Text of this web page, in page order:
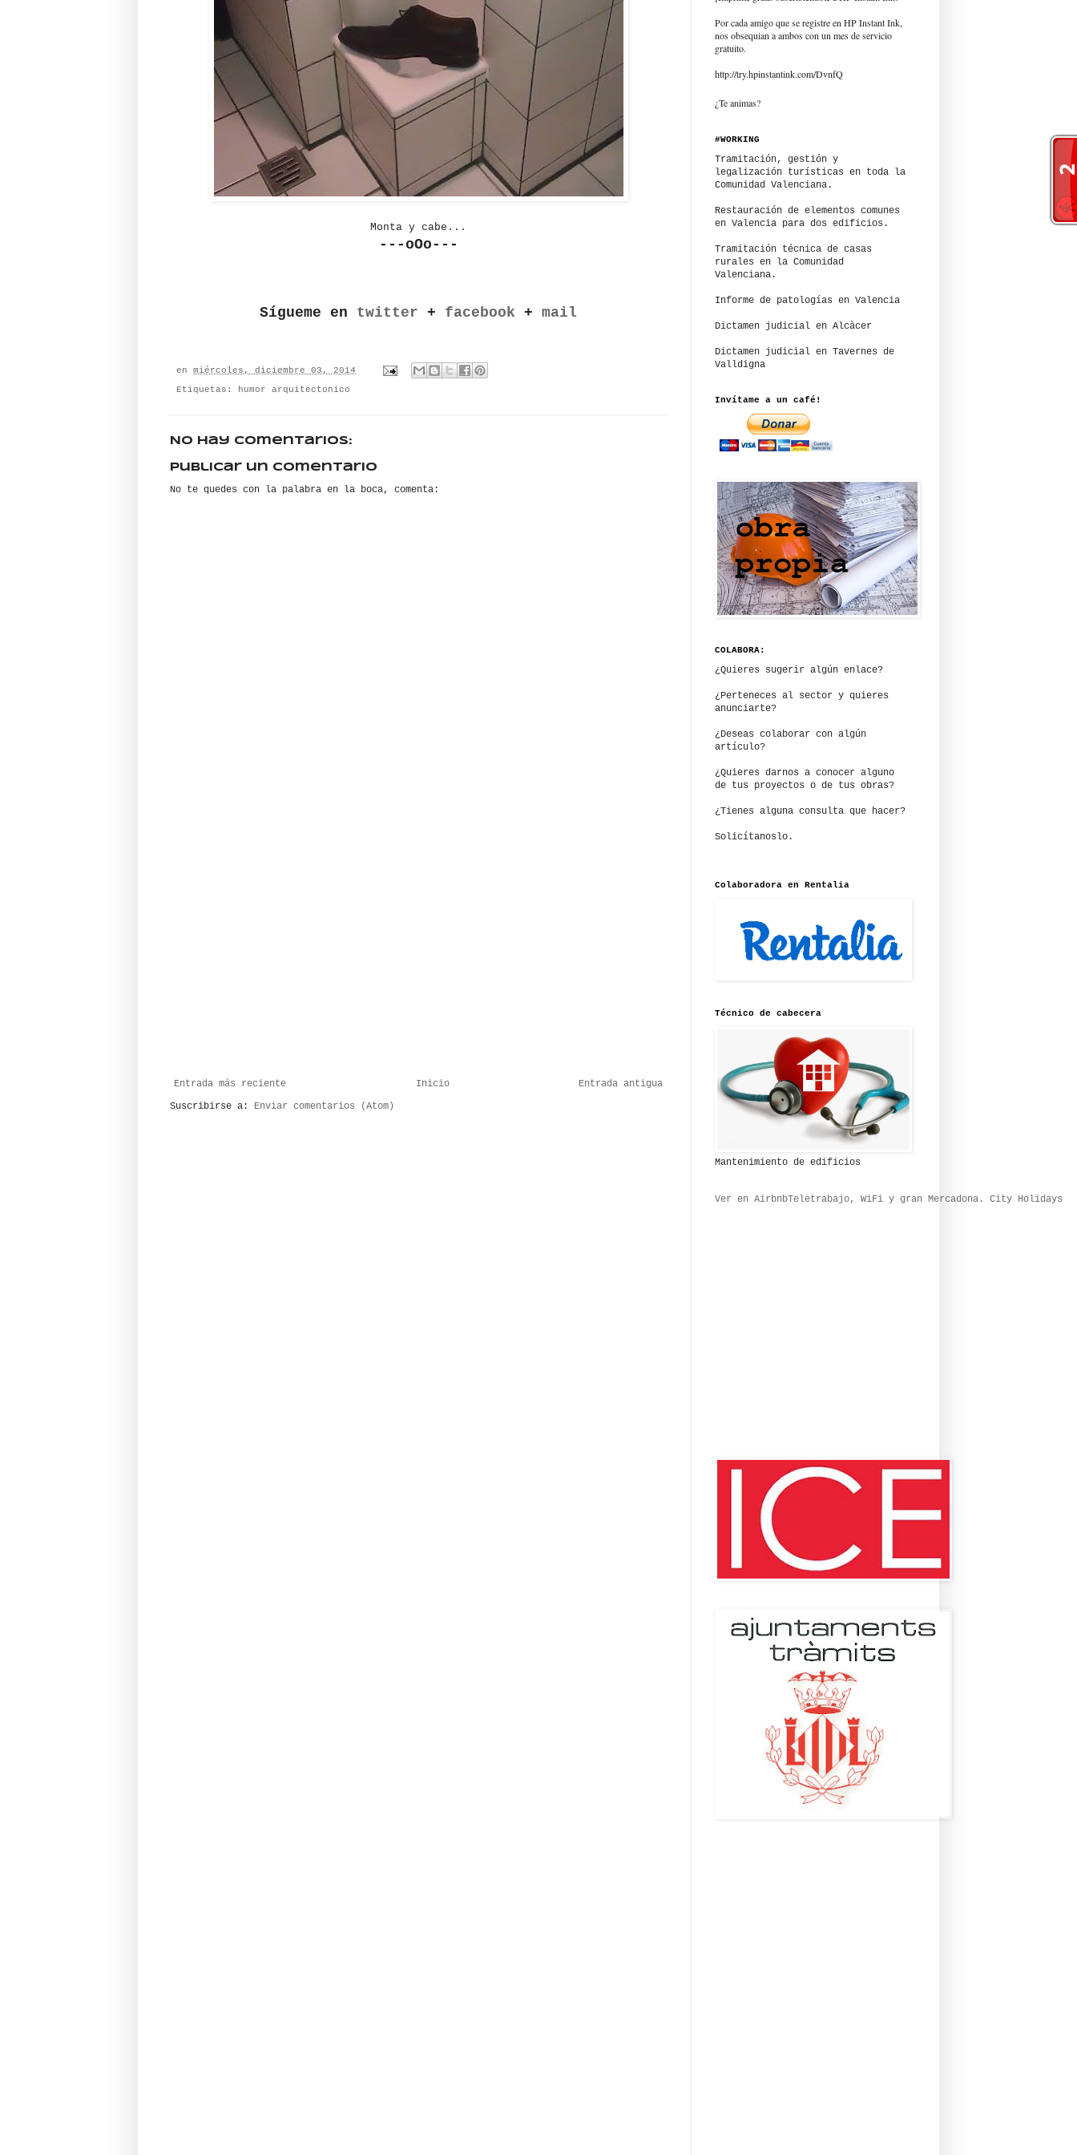
Monta y cabe...
---oOo---
Sígueme en twitter + facebook + mail
en miércoles, diciembre 03, 2014
Etiquetas:
humor arquitectonico
No hay comentarios:
Publicar un comentario
No te quedes con la palabra en la boca, comenta:
Entrada más reciente Entrada antigua
Inicio
Suscribirse a: Enviar comentarios (Atom)
Por cada amigo que se registre en HP Instant Ink,
nos obsequian a ambos con un mes de servicio
gratuito.
http://try.hpinstantink.com/DvnfQ
¿Te animas?
#WORKING
Tramitación, gestión y
legalización turísticas en toda la
Comunidad Valenciana.
Restauración de elementos comunes
en Valencia para dos edificios.
Tramitación técnica de casas
rurales en la Comunidad
Valenciana.
Informe de patologías en Valencia
Dictamen judicial en Alcàcer
Dictamen judicial en Tavernes de
Valldigna
Invítame a un café!
COLABORA:
¿Quieres sugerir algún enlace?
¿Perteneces al sector y quieres
anunciarte?
¿Deseas colaborar con algún
artículo?
¿Quieres darnos a conocer alguno
de tus proyectos o de tus obras?
¿Tienes alguna consulta que hacer?
Solicítanoslo.
Colaboradora en Rentalia
Técnico de cabecera
Mantenimiento de edificios
Ver en AirbnbTeletrabajo, WiFi y gran Mercadona. City Holidays